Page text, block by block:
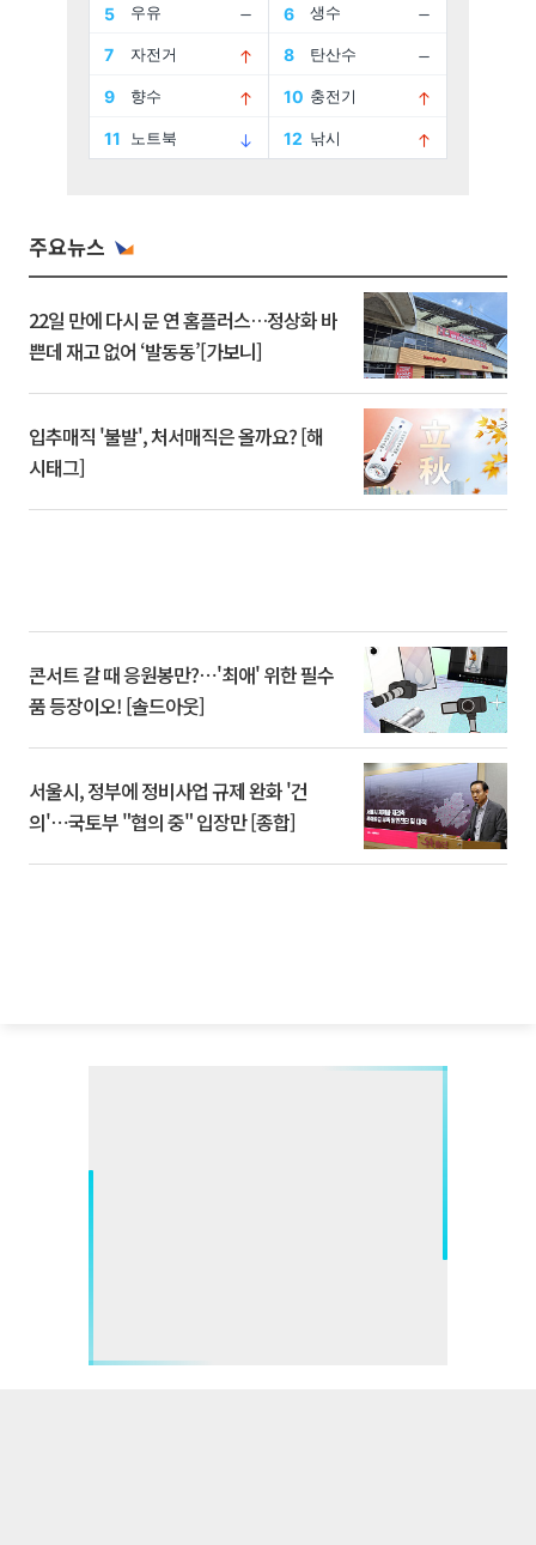
주요뉴스
22일 만에 다시 문 연 홈플러스…정상화 바
쁜데 재고 없어 ‘발동동’[가보니]
입추매직 '불발', 처서매직은 올까요? [해
시태그]
콘서트 갈 때 응원봉만?⋯'최애' 위한 필수
품 등장이오! [솔드아웃]
서울시, 정부에 정비사업 규제 완화 '건
의'⋯국토부 "협의 중" 입장만 [종합]